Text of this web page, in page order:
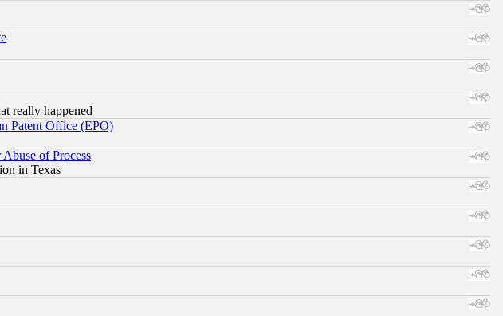
really happened
Patent Office (EPO)
of Process
in Texas